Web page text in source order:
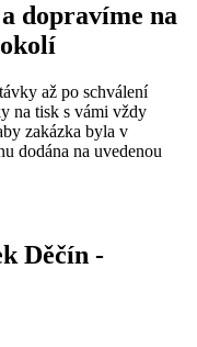
dopravíme na
až po schválení
na tisk s vámi vždy
zakázka byla v
dodána na uvedenou
Děčín -